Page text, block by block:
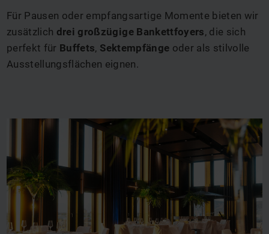
Für Pausen oder empfangsartige Momente bieten wir
zusätzlich drei großzügige Bankettfoyers, die sich
perfekt für Buffets, Sektempfänge oder als stilvolle
Ausstellungsflächen eignen.